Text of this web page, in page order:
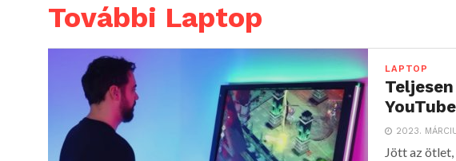
További Laptop
LAPTOP
2023.
Jött az